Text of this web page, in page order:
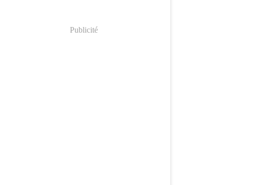
Publicité